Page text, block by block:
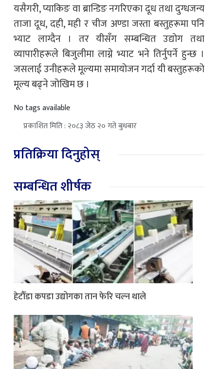
यसैगरी, प्याकिङ वा ब्रान्डिङ नगरिएका दूध तथा दुग्धजन्य
ताजा दूध, दही, मही र चीज अण्डा जस्ता बस्तुहरूमा पनि
भ्याट लाग्दैन । तर यीसँग सम्बन्धित उद्योग तथा
व्यापारीहरूले बिजुलीमा लाग्ने भ्याट भने तिर्नुपर्ने हुन्छ ।
जसलाई उनीहरूले मूल्यमा समायोजन गर्दा यी बस्तुहरूको
मूल्य बढ्ने जोखिम छ ।
No tags available
प्रकाशित मिति : २०८३ जेठ २० गते बुधबार
प्रतिक्रिया दिनुहोस्
सम्बन्धित शीर्षक
हेटौँडा कपडा उद्योगका तान फेरि चल्न थाले